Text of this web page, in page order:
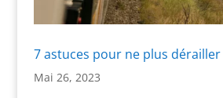
7 astuces pour ne plus dérailler
Mai 26, 2023